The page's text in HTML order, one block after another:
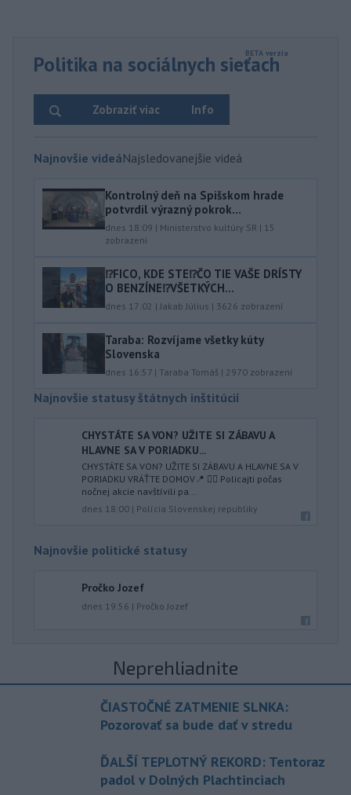
Politika na sociálnych sieťach
Info
Zobraziť viac
Najnovšie videáNajsledovanejšie videá
Kontrolný deň na Spišskom hrade
potvrdil výrazný pokrok...
dnes 18:09 | Ministerstvo kultúry SR | 15
zobrazení
⁉️FICO, KDE STE⁉️ČO TIE VAŠE DRÍSTY
O BENZÍNE⁉️VŠETKÝCH...
dnes 17:02 |Jakab Július | 3626 zobrazení
Taraba: Rozvíjame všetky kúty
Slovenska
dnes 16:57 | Taraba Tomáš | 2970 zobrazení
Najnovšie statusy štátnych inštitúcií
CHYSTÁTE SA VON? UŽITE SI ZÁBAVU A
HLAVNE SA V PORIADKU...
CHYSTÁTE SA VON? UŽITE SI ZÁBAVU A HLAVNE SA V
PORIADKU VRÁŤTE DOMOV📍 👮‍♂️ Policajti počas
nočnej akcie navštívili pa...
dnes 18:00 | Polícia Slovenskej republiky
Najnovšie politické statusy
Pročko Jozef
dnes 19:56 | Pročko Jozef
Neprehliadnite
ČIASTOČNÉ ZATMENIE SLNKA:
Pozorovať sa bude dať v stredu
ĎALŠÍ TEPLOTNÝ REKORD: Tentoraz
padol v Dolných Plachtinciach